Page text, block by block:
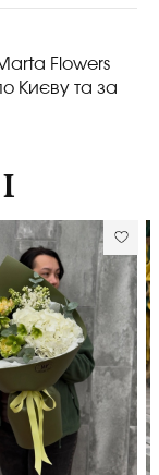
Flowers
Києву та за